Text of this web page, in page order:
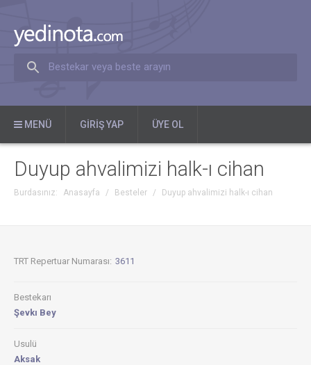
Bestekar veya beste arayın
MENÜ GIRIŞ YAP ÜYE OL
Duyup ahvalimizi halk-ı cihan
Burdasınız: Anasayfa / Besteler / Duyup ahvalimizi halk-ı cihan
TRT Repertuar Numarası: 3611
Bestekarı
Şevkı Bey
Usulü
Aksak